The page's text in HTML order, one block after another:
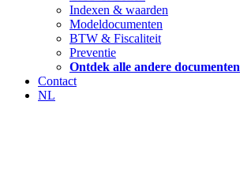
Indexen & waarden
Modeldocumenten
BTW & Fiscaliteit
Preventie
Ontdek alle andere documenten
Contact
NL